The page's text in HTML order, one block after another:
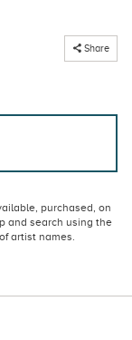
Share
コピーしました
purchased, on
and search using the
artist names.